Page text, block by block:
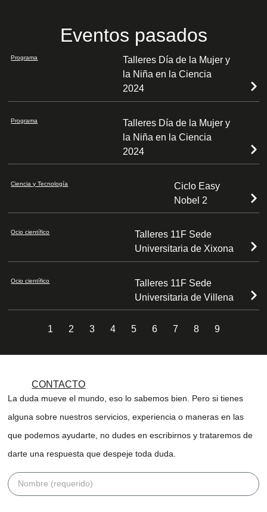
Eventos pasados
Programa
Talleres Día de la Mujer y
la Niña en la Ciencia
2024
Programa
Talleres Día de la Mujer y
la Niña en la Ciencia
2024
Ciencia y Tecnología
Ciclo Easy
Nobel 2
Ocio científico
Talleres 11F Sede
Universitaria de Xixona
Ocio científico
Talleres 11F Sede
Universitaria de Villena
1 2 3 4 5 6 7 8 9
CONTACTO
La duda mueve el mundo, eso lo sabemos bien. Pero si tienes
alguna sobre nuestros servicios, experiencia o maneras en las
que podemos ayudarte, no dudes en escribirnos y trataremos de
darte una respuesta que despeje toda duda.